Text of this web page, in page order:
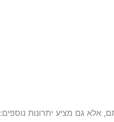
אלא גם מציע יתרונות נוספים: